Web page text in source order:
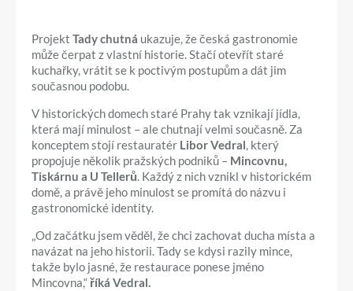
Projekt Tady chutná ukazuje, že česká gastronomie
může čerpat z vlastní historie. Stačí otevřít staré
kuchařky, vrátit se k poctivým postupům a dát jim
současnou podobu.
V historických domech staré Prahy tak vznikají jídla,
která mají minulost – ale chutnají velmi současně. Za
konceptem stojí restauratér Libor Vedral, který
propojuje několik pražských podniků – Mincovnu,
Tiskárnu a U Tellerů. Každý z nich vznikl v historickém
domě, a právě jeho minulost se promítá do názvu i
gastronomické identity.
„Od začátku jsem věděl, že chci zachovat ducha místa a
navázat na jeho historii. Tady se kdysi razily mince,
takže bylo jasné, že restaurace ponese jméno
Mincovna,“říká Vedral.